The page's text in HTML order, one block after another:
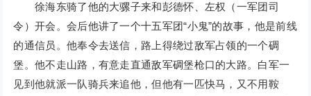
徐海东骑了他的大骡子来和彭德怀、左权（一军团司
令）开会。会后他讲了一个十五军团“小鬼”的故事，他是前线
的通信员。他奉令去送信，路上得绕过敌军占领的一个碉
堡。他不走山路，有意走直通敌军碉堡枪口的大路。白军一
见到他就派一队骑兵来追他，但他有一匹快马，又不用鞍